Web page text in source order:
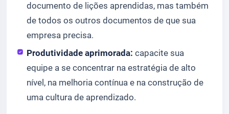
documento de lições aprendidas, mas também
de todos os outros documentos de que sua
empresa precisa.
Produtividade aprimorada: capacite sua
equipe a se concentrar na estratégia de alto
nível, na melhoria contínua e na construção de
uma cultura de aprendizado.